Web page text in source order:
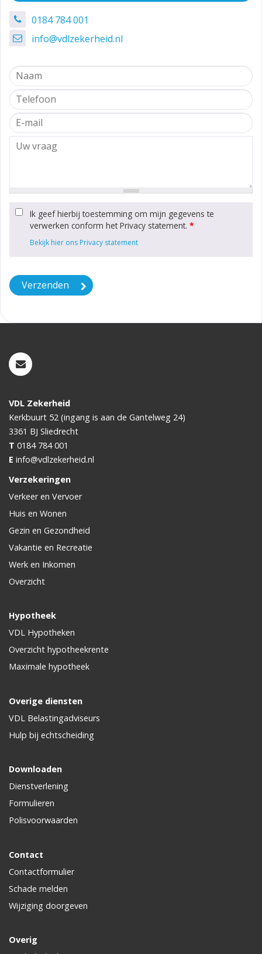
0184 784 001
info@vdlzekerheid.nl
Ik geef hierbij toestemming om mijn gegevens te
verwerken conform het Privacy statement. *
Bekijk hier ons Privacy statement
VDL Zekerheid
Kerkbuurt 52 (ingang is aan de Gantelweg 24)
3361 BJ Sliedrecht
T 0184 784 001
E info@vdlzekerheid.nl
Verzekeringen
Verkeer en Vervoer
Huis en Wonen
Gezin en Gezondheid
Vakantie en Recreatie
Werk en Inkomen
Overzicht
Hypotheek
VDL Hypotheken
Overzicht hypotheekrente
Maximale hypotheek
Overige diensten
VDL Belastingadviseurs
Hulp bij echtscheiding
Downloaden
Dienstverlening
Formulieren
Polisvoorwaarden
Contact
Contactformulier
Schade melden
Wijziging doorgeven
Overig